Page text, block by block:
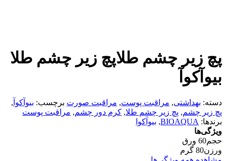
پچ زیر چشم طلاپچ زیر چشم طلا
بیوآکوآ
دسته: بهداشتی, مراقبت پوست, مراقبت صورت برچسب: بیوآکوآ ,
پچ زیر چشم, پچ زیر چشم طلا, کرم دور چشم, مراقبت پوست
برندها: BIOAQUA
, بیوآکوا
ویژگی‌ها
حجم60 ورق
ورزن80 گرم